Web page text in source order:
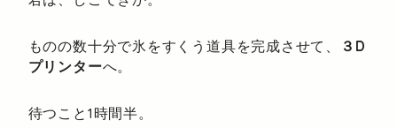
ものの数十分で氷をすくう道具を完成させて、
３D
プリンターへ。
待つこと1時間半。